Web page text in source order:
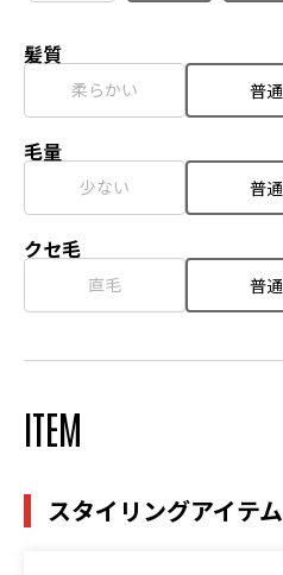
髪質
柔らかい 普通
毛量
少ない 普通
クセ毛
直毛 普通
ITEM
スタイリングアイテム